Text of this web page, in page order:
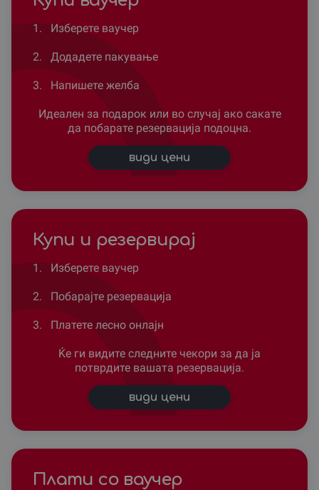
1. Изберете ваучер
2. Додадете пакување
3. Напишете желба
Идеален за подарок или во случај ако сакате
да побарате резервација подоцна.
види цени
Купи и резервирај
1. Изберете ваучер
2. Побарајте резервација
3. Платете лесно онлајн
Ќе ги видите следните чекори за да ја
потврдите вашата резервација.
види цени
Плати со ваучер